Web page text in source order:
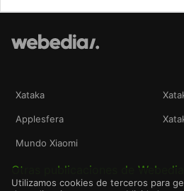
Xataka
Applesfera
Mundo Xiaomi
Otras publicaciones de Webedia
Utilizamos cookies de terceros para